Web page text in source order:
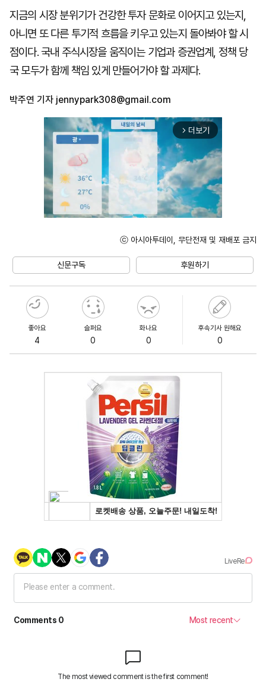
지금의 시장 분위기가 건강한 투자 문화로 이어지고 있는지,
아니면 또 다른 투기적 흐름을 키우고 있는지 돌아봐야 할 시
점이다. 국내 주식시장을 움직이는 기업과 증권업계, 정책 당
국 모두가 함께 책임 있게 만들어가야 할 과제다.
박주연 기자 jennypark308@gmail.com
arrow_forward_ios 더보기
ⓒ 아시아투데이, 무단전재 및 재배포 금지
신문구독 후원하기
좋아요
4
슬퍼요
0
화나요
0
후속기사 원해요
0